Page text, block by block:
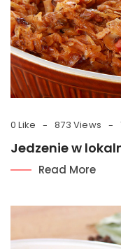
0 Like 873 Views
Jedzenie w
Read More